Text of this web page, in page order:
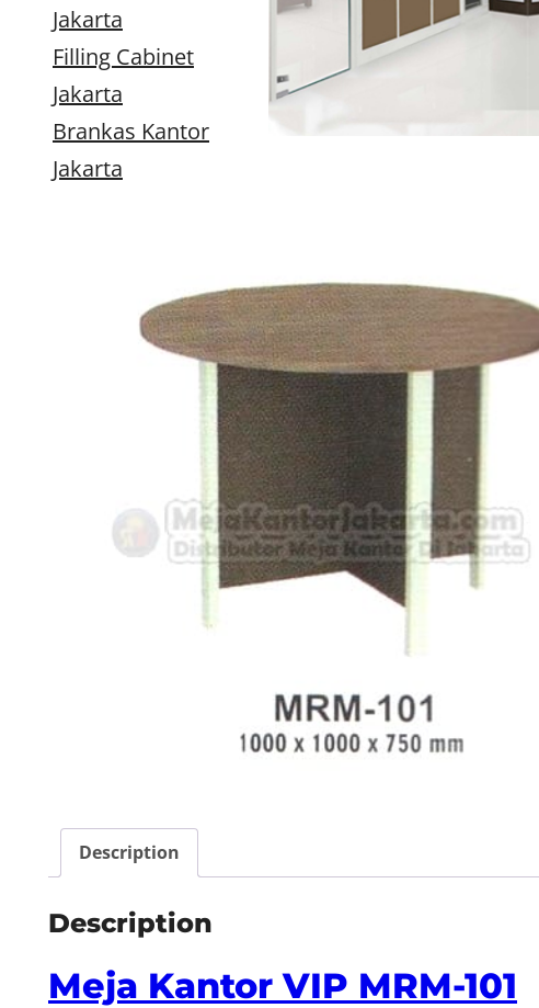
Jakarta
Filling Cabinet
Jakarta
Brankas Kantor
Jakarta
Description
Description
Meja Kantor VIP MRM-101